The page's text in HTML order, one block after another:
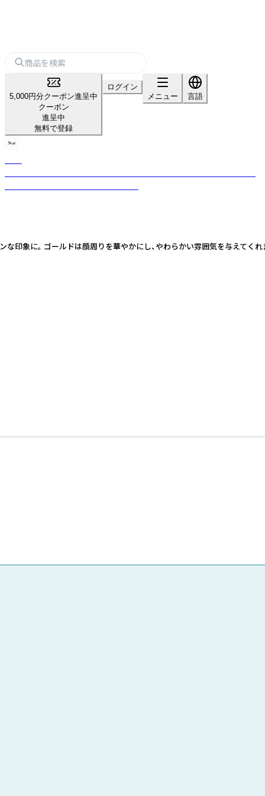
5,000円分クーポン進呈中
クーポン
進呈中
無料で登録
ログイン
メニュー
言語
に。 ゴールドは顔周りを華やかにし、やわらかい雰囲気を与えてくれ